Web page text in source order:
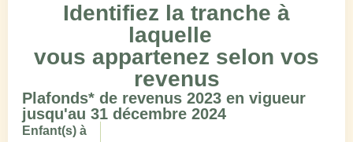
Identifiez la tranche à
laquelle
vous appartenez selon vos
revenus
Plafonds* de revenus 2023 en vigueur
jusqu'au 31 décembre 2024
Enfant(s) à